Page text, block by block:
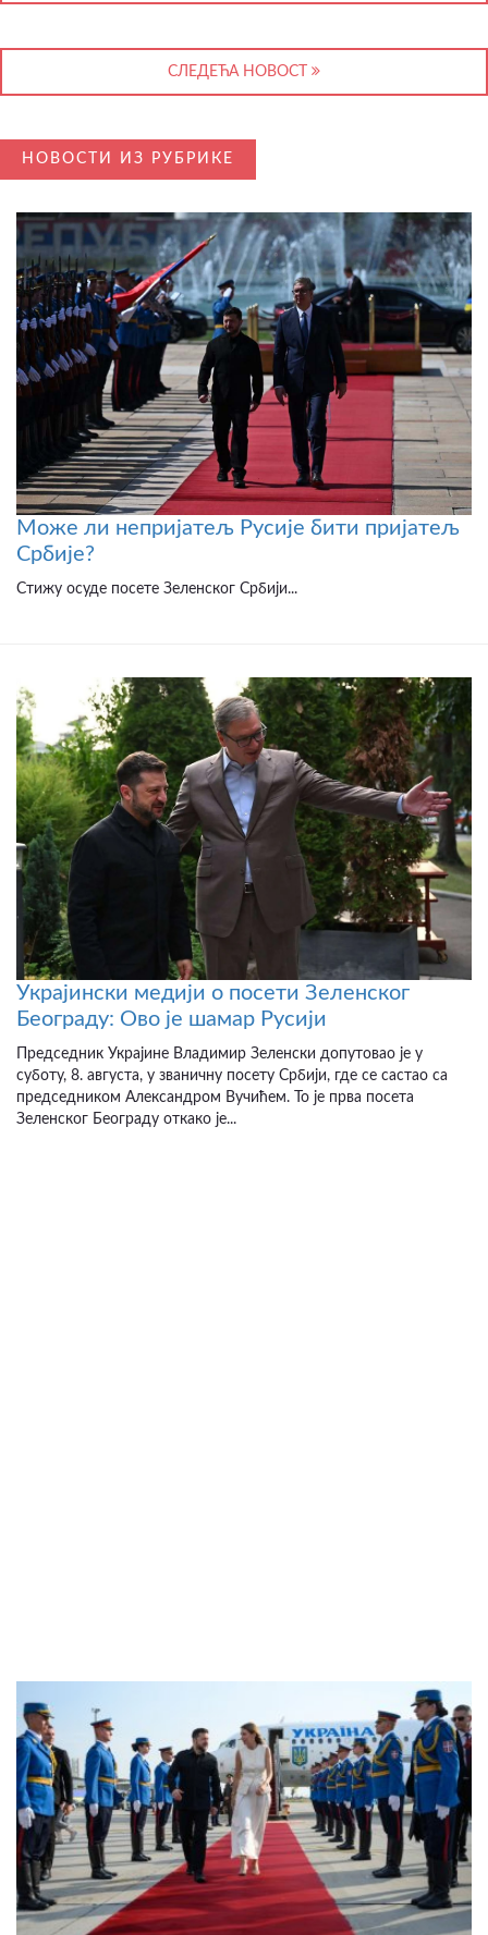
СЛЕДЕЋА НОВОСТ
НОВОСТИ ИЗ РУБРИКЕ
Може ли непријатељ Русије бити пријатељ
Србије?
Стижу осуде посете Зеленског Србији...
Украјински медији о посети Зеленског
Београду: Ово је шамар Русији
Председник Украјине Владимир Зеленски допутовао је у
суботу, 8. августа, у званичну посету Србији, где се састао са
председником Александром Вучићем. То је прва посета
Зеленског Београду откако је...